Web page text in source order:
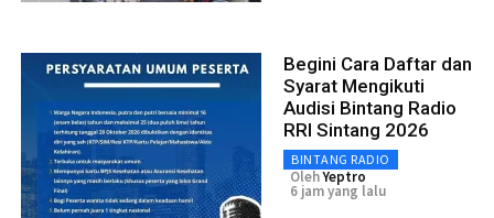
Begini Cara Daftar dan
Syarat Mengikuti
Audisi Bintang Radio
RRI Sintang 2026
BINTANG RADIO
OlehYeptro
6 jam yang lalu